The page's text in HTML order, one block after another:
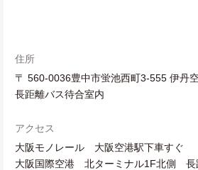
住所
〒 560-0036豊中市蛍池西町3-555 伊丹
長距離バス待合室内
アクセス
大阪モノレール 大阪空港駅下車すぐ
大阪国際空港 北ターミナル1F北側 長